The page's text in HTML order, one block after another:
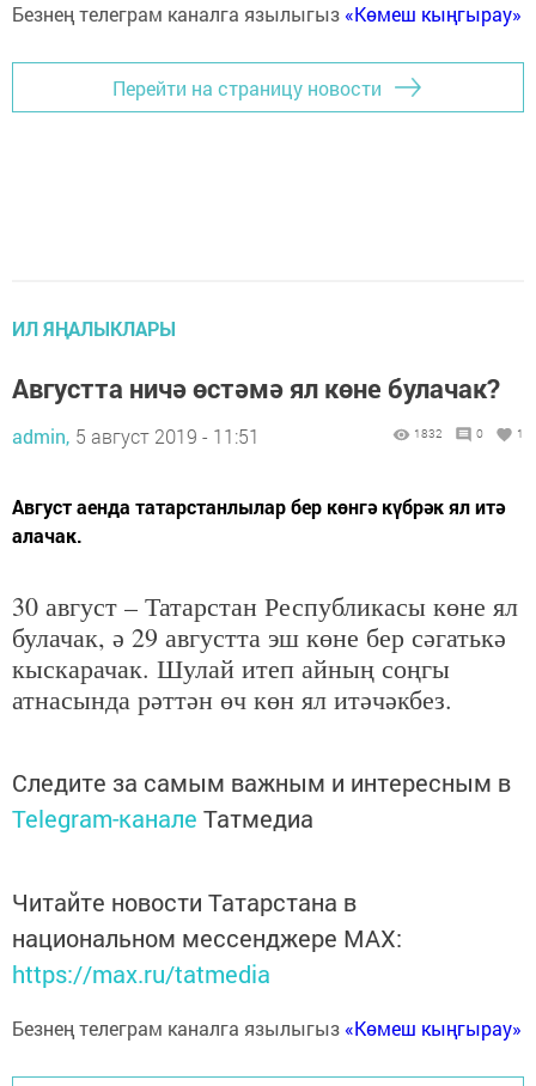
Безнең телеграм каналга язылыгыз «Көмеш кыңгырау»
Перейти на страницу новости
ИЛ ЯҢАЛЫКЛАРЫ
Августта ничә өстәмә ял көне булачак?
admin, 5 август 2019 - 11:51 1832 0 1
Август аенда татарстанлылар бер көнгә күбрәк ял итә
алачак.
30 август – Татарстан Республикасы көне ял
булачак, ә 29 августта эш көне бер сәгатькә
кыскарачак. Шулай итеп айның соңгы
атнасында рәттән өч көн ял итәчәкбез.
Следите за самым важным и интересным в
Telegram-канале Татмедиа
Читайте новости Татарстана в
национальном мессенджере MАХ:
https://max.ru/tatmedia
Безнең телеграм каналга язылыгыз «Көмеш кыңгырау»